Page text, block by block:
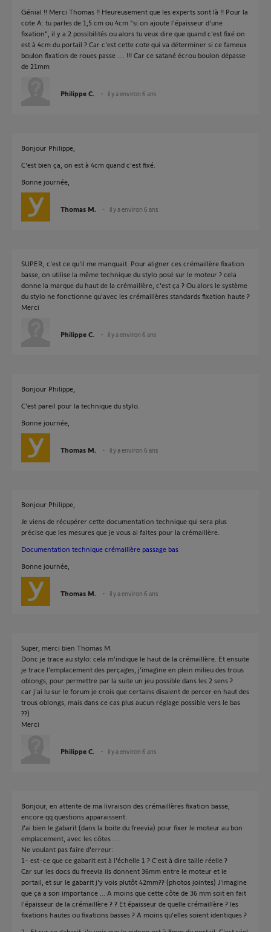
Génial !! Merci Thomas !! Heureusement que les experts sont là !! Pour la
cote A: tu parles de 1,5 cm ou 4cm "si on ajoute l'épaisseur d'une
fixation", il y a 2 possibilités ou alors tu veux dire que quand c'est fixé on
est à 4cm du portail ? Car c'est cette cote qui va déterminer si ce fameux
boulon fixation de roues passe .... !!! Car ce satané écrou boulon dépasse
de 21mm
Philippe C. il y a environ 6 ans
Bonjour Philippe,
C'est bien ça, on est à 4cm quand c'est fixé.
Bonne journée,
Thomas M. il y a environ 6 ans
SUPER, c'est ce qu'il me manquait. Pour aligner ces crémaillère fixation
basse, on utilise la même technique du stylo posé sur le moteur ? cela
donne la marque du haut de la crémaillère, c'est ça ? Ou alors le système
du stylo ne fonctionne qu'avec les crémaillères standards fixation haute ?
Merci
Philippe C. il y a environ 6 ans
Bonjour Philippe,
C'est pareil pour la technique du stylo.
Bonne journée,
Thomas M. il y a environ 6 ans
Bonjour Philippe,
Je viens de récupérer cette documentation technique qui sera plus
précise que les mesures que je vous ai faites pour la crémaillère.
Documentation technique crémaillère passage bas
Bonne journée,
Thomas M. il y a environ 6 ans
Super, merci bien Thomas M.
Donc je trace au stylo: cela m'indique le haut de la crémaillère. Et ensuite
je trace l'emplacement des perçages, j'imagine en plein milieu des trous
oblongs, pour permettre par la suite un jeu possible dans les 2 sens ?
car j'ai lu sur le forum je crois que certains disaient de percer en haut des
trous oblongs, mais dans ce cas plus aucun réglage possible vers le bas
??)
Merci
Philippe C. il y a environ 6 ans
Bonjour, en attente de ma livraison des crémaillères fixation basse,
encore qq questions apparaissent:
J'ai bien le gabarit (dans la boite du freevia) pour fixer le moteur au bon
emplacement, avec les côtes ....
Ne voulant pas faire d'erreur:
1- est-ce que ce gabarit est à l'échelle 1 ? C'est à dire taille réelle ?
Car sur les docs du freevia ils donnent 36mm entre le moteur et le
portail, et sur le gabarit j'y vois plutôt 42mm?? (photos jointes) J'imagine
que ça a son importance ... A moins que cette côte de 36 mm soit en fait
l'épaisseur de la crémaillère ? ? Et épaisseur de quelle crémaillère ? les
fixations hautes ou fixations basses ? A moins qu'elles soient identiques ?